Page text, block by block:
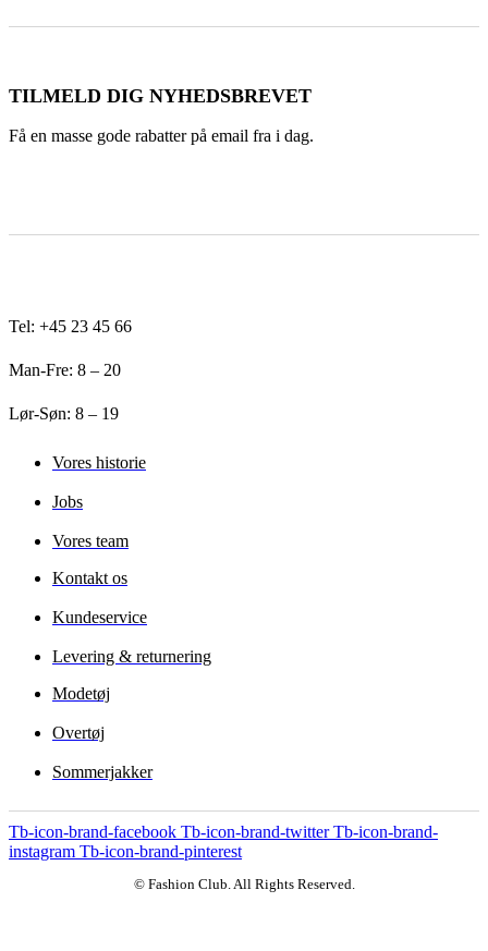
TILMELD DIG NYHEDSBREVET
Få en masse gode rabatter på email fra i dag.
Tel: +45 23 45 66
Man-Fre: 8 – 20
Lør-Søn: 8 – 19
Vores historie
Jobs
Vores team
Kontakt os
Kundeservice
Levering & returnering
Modetøj
Overtøj
Sommerjakker
Tb-icon-brand-facebook Tb-icon-brand-twitter Tb-icon-brand-
instagram Tb-icon-brand-pinterest
© Fashion Club. All Rights Reserved.